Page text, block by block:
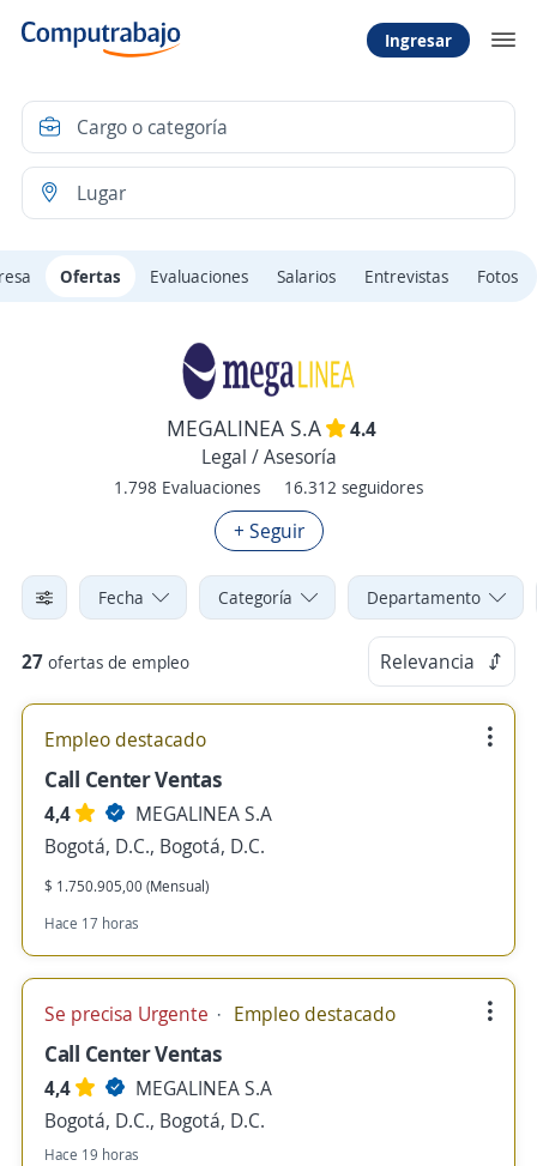
Ingresar
Ofertas Evaluaciones Salarios Entrevistas Fotos
MEGALINEA S.A
4.4
Legal / Asesoría
1.798 Evaluaciones 16.312 seguidores
+ Seguir
Fecha Categoría Departamento
27 ofertas de empleo Relevancia
Empleo destacado
Call Center Ventas
4,4
MEGALINEA S.A
Bogotá, D.C., Bogotá, D.C.
$ 1.750.905,00 (Mensual)
Hace 17 horas
Se precisa Urgente Empleo destacado
Call Center Ventas
4,4
MEGALINEA S.A
Bogotá, D.C., Bogotá, D.C.
Hace 19 horas